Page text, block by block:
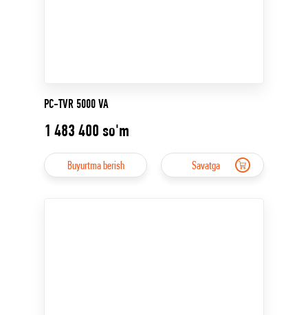
PC-TVR 5000 VA
1 483 400 so'm
Buyurtma berish Savatga